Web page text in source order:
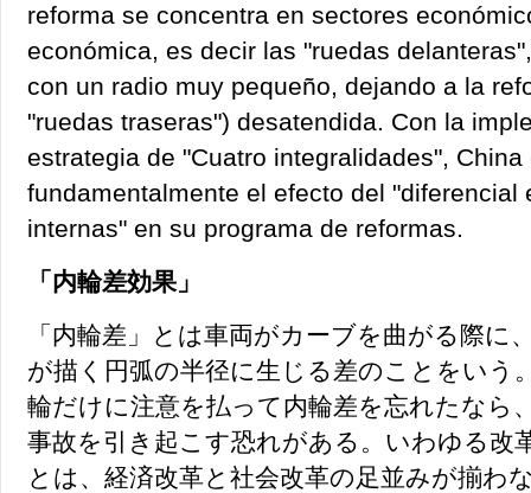
reforma se concentra en sectores
económica, es decir las "ruedas
con un radio muy pequeño, dejando a la
"ruedas traseras") desatendida. Con la
estrategia de "Cuatro integralidades",
fundamentalmente el efecto del "diferencial
internas" en su programa de reformas.
「内輪差効果」
「内輪差」とは車両がカーブを曲がる際に
が描く円弧の半径に生じる差のことをいう
輪だけに注意を払って内輪差を忘れたなら
事故を引き起こす恐れがある。いわゆる改
とは、経済改革と社会改革の足並みが揃わ